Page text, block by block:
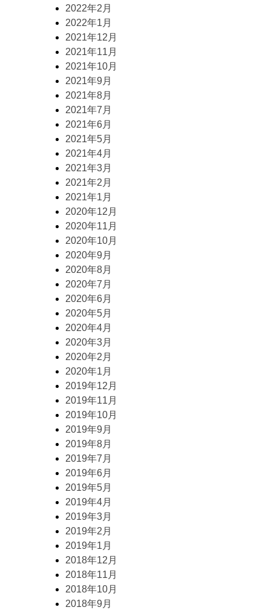
2022年2月
2022年1月
2021年12月
2021年11月
2021年10月
2021年9月
2021年8月
2021年7月
2021年6月
2021年5月
2021年4月
2021年3月
2021年2月
2021年1月
2020年12月
2020年11月
2020年10月
2020年9月
2020年8月
2020年7月
2020年6月
2020年5月
2020年4月
2020年3月
2020年2月
2020年1月
2019年12月
2019年11月
2019年10月
2019年9月
2019年8月
2019年7月
2019年6月
2019年5月
2019年4月
2019年3月
2019年2月
2019年1月
2018年12月
2018年11月
2018年10月
2018年9月